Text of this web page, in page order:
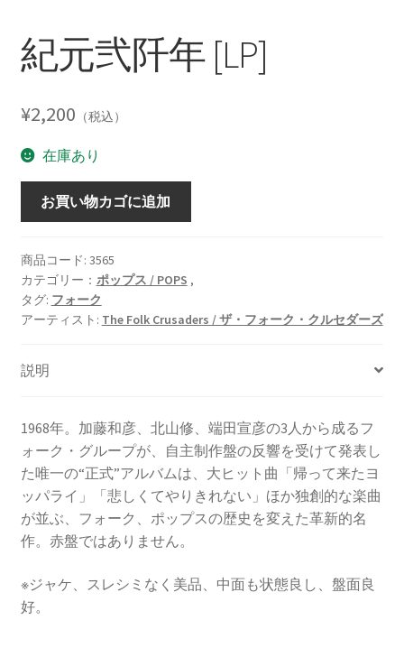
紀元弐阡年 [LP]
¥2,200 （税込）
在庫あり
阡
年
[LP]
個
お買い物カゴに追加
商品コード: 3565
カテゴリー： ポップス / POPS ,
タグ: フォーク
アーティスト: The Folk Crusaders / ザ・フォーク・クルセダーズ
説明
1968年。加藤和彦、北山修、端田宣彦の3人から成るフ
ォーク・グループが、自主制作盤の反響を受けて発表し
た唯一の“正式”アルバムは、大ヒット曲「帰って来たヨ
ッパライ」「悲しくてやりきれない」ほか独創的な楽曲
が並ぶ、フォーク、ポップスの歴史を変えた革新的名
作。赤盤ではありません。
※ジャケ、スレシミなく美品、中面も状態良し、盤面良
好。